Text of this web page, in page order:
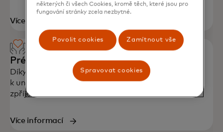
Více informací
Prémiové benefity
Díky prémiové kartě Mastercard máte přístup
k unikátním benefitům a službám, které vám
zpříjemní cestování i každodenní život.
Více informací
některých či všech Cookies, kromě těch, které jsou pro
fungování stránky zcela nezbytné.
Povolit cookies Zamítnout vše
Spravovat cookies